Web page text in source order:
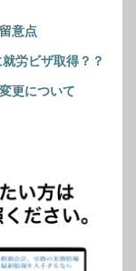
意点
労ビザ取得？？
更について